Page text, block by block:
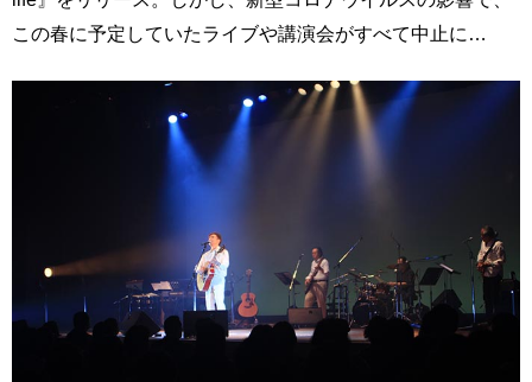
この春に予定していたライブや講演会がすべて中止に…